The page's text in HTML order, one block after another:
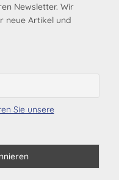
Newsletter. Wir
neue Artikel und
Sie unsere